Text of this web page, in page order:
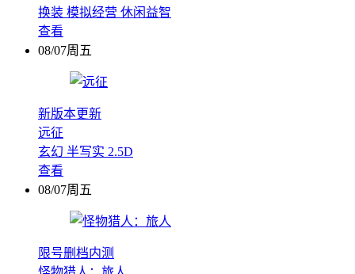
换装 模拟经营 休闲益智
查看
08/07周五
新版本更新
远征
玄幻 半写实 2.5D
查看
08/07周五
限号删档内测